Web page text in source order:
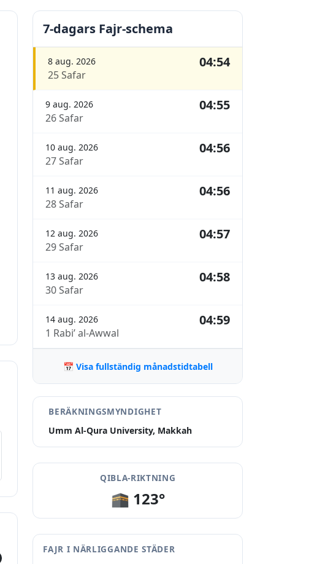
7-dagars Fajr-schema
8 aug. 2026
25 Safar
04:54
9 aug. 2026
26 Safar
04:55
10 aug. 2026
27 Safar
04:56
11 aug. 2026
28 Safar
04:56
12 aug. 2026
29 Safar
04:57
13 aug. 2026
30 Safar
04:58
14 aug. 2026
1 Rabi’ al-Awwal
04:59
📅 Visa fullständig månadstidtabell
BERÄKNINGSMYNDIGHET
Umm Al-Qura University, Makkah
QIBLA-RIKTNING
🕋 123°
FAJR I NÄRLIGGANDE STÄDER